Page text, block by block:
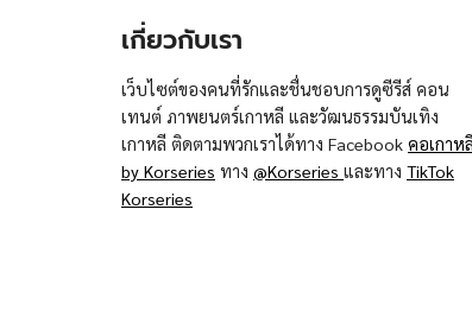
เกี่ยวกับเรา
เว็บไซต์ของคนที่รักและชื่นชอบการดูซีรีส์ คอน
เทนต์ ภาพยนตร์เกาหลี และวัฒนธรรมบันเทิง
เกาหลี ติดตามพวกเราได้ทาง Facebook คอเกาหลี
by Korseries ทาง @Korseries และทาง TikTok
Korseries